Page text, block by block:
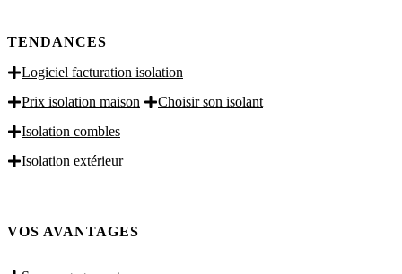
TENDANCES
Logiciel facturation isolation
Prix isolation maison
Choisir son isolant
Isolation combles
Isolation extérieur
VOS AVANTAGES